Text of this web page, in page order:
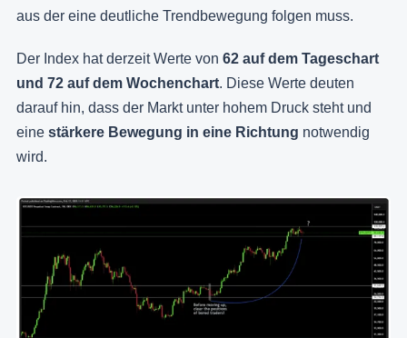
aus der eine deutliche Trendbewegung folgen muss.
Der Index hat derzeit Werte von 62 auf dem Tageschart
und 72 auf dem Wochenchart. Diese Werte deuten
darauf hin, dass der Markt unter hohem Druck steht und
eine stärkere Bewegung in eine Richtung notwendig
wird.